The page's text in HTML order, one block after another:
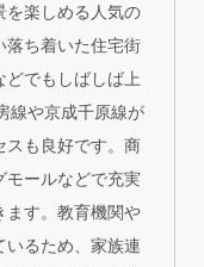
を楽しめる人気の
落ち着いた住宅街
でもしばしば上
線や京成千原線が
スも良好です。商
モールなどで充実
ます。教育機関や
いるため、家族連